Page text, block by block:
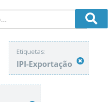
Etiquetas:
IPI-Exportação